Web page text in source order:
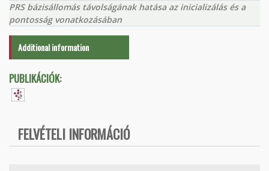
PRS bázisállomás távolságának hatása az inicializálás és a
pontosság vonatkozásában
Additional information
PUBLIKÁCIÓK:
FELVÉTELI INFORMÁCIÓ